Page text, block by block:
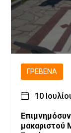
ΓΡΕΒΕΝΆ
10
μακαριστού